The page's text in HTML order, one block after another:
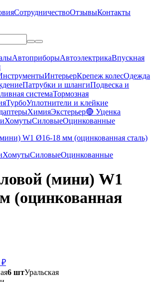
СотрудничествоОтзывыКонтакты
АвтоприборыАвтоэлектрикаВпускная
ИнтерьерКрепеж колесОдежда
Патрубки и шлангиПодвеска и
системаТормозная
ТурбоУплотнители и клейкие
ХимияЭкстерьер🔴 Уценка
ХомутыСиловыеОцинкованные
ХомутыСиловыеОцинкованные
(мини) W1
(оцинкованная
6 штУральская